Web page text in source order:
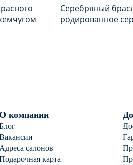
Серебряный
родированное
компании
Адреса салонов
карта